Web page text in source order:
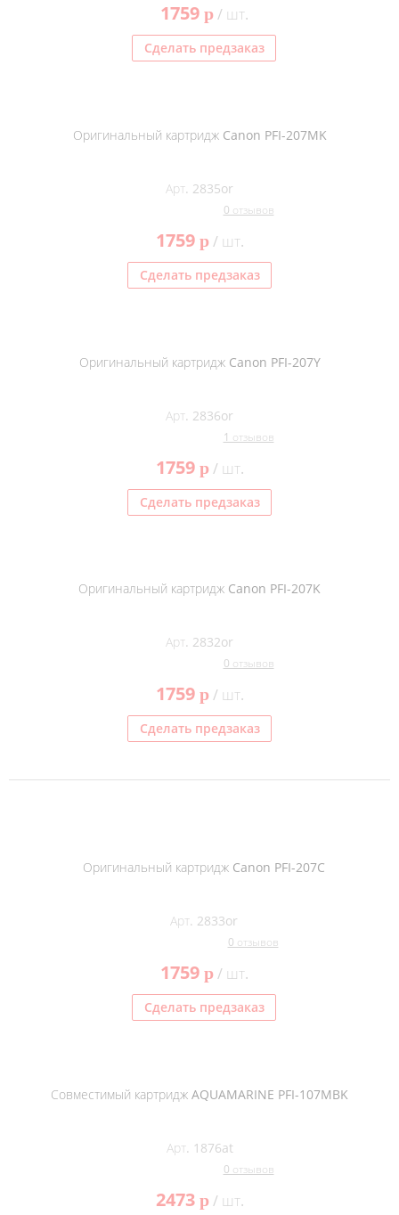
1759 p/ шт.
Сделать предзаказ
Оригинальный картридж Canon PFI-207MK
Арт. 2835or
0 отзывов
1759 p/ шт.
Сделать предзаказ
Оригинальный картридж Canon PFI-207Y
Арт. 2836or
1 отзывов
1759 p/ шт.
Сделать предзаказ
Оригинальный картридж Canon PFI-207K
Арт. 2832or
0 отзывов
1759 p/ шт.
Сделать предзаказ
Оригинальный картридж Canon PFI-207C
Арт. 2833or
0 отзывов
1759 p/ шт.
Сделать предзаказ
Совместимый картридж AQUAMARINE PFI-107MBK
Арт. 1876at
0 отзывов
2473 p/ шт.